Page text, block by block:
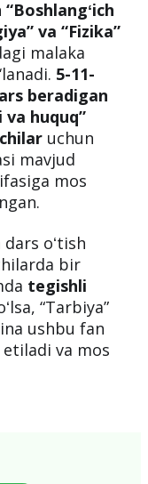
va “Fizika”
malaka
5-11-
beradigan
va huquq”
uchun
mavjud
mos
oʻtish
bir
tegishli
“Tarbiya”
ushbu fan
va mos